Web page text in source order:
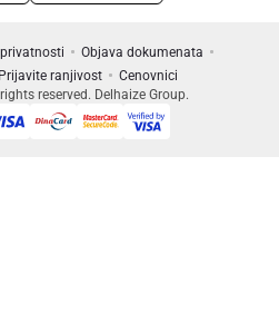
Objava dokumenata
Prijavite ranjivost
Cenovnici
reserved. Delhaize Group.